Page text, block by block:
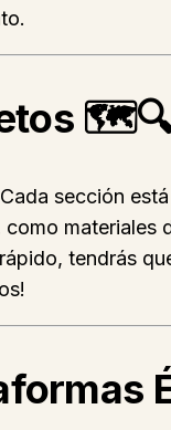
sección
como materiales
tendrás